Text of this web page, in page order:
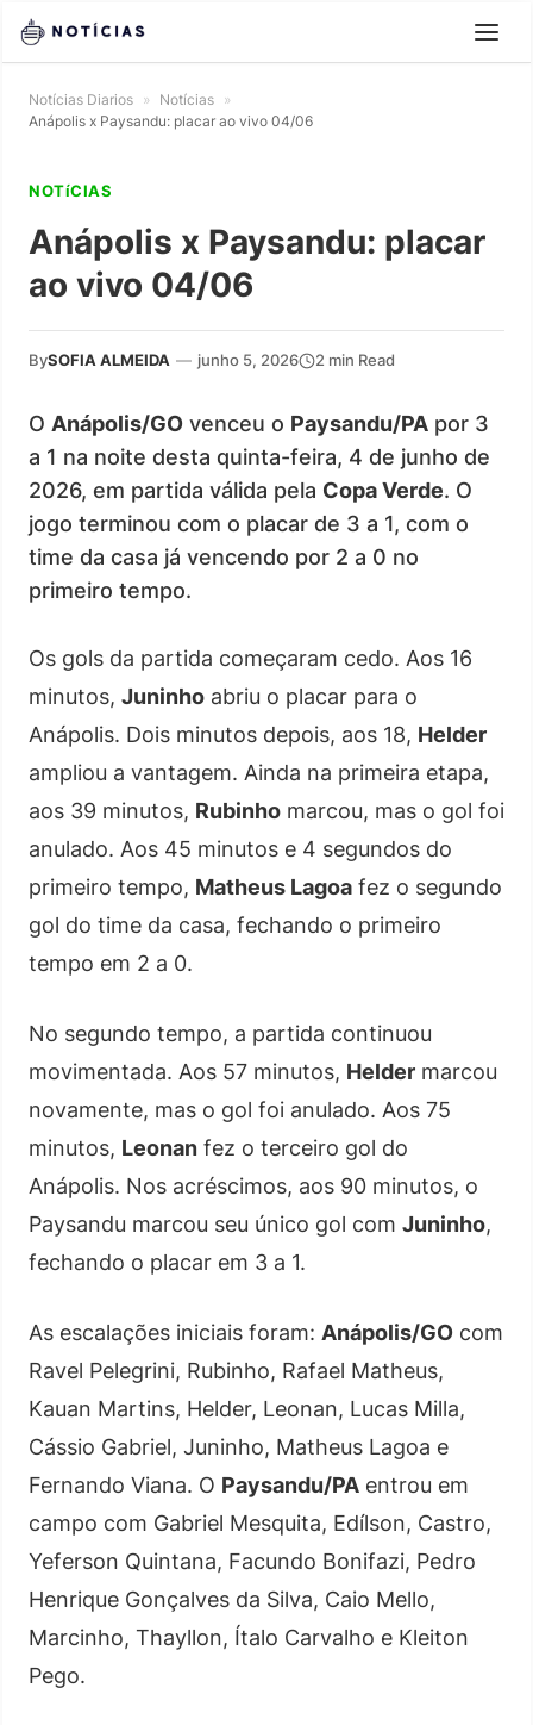
Notícias Diarios » Notícias »
Anápolis x Paysandu: placar ao vivo 04/06
NOTíCIAS
Anápolis x Paysandu: placar
ao vivo 04/06
BySOFIA ALMEIDA — junho 5, 2026 2 min Read
O Anápolis/GO venceu o Paysandu/PA por 3
a 1 na noite desta quinta-feira, 4 de junho de
2026, em partida válida pela Copa Verde. O
jogo terminou com o placar de 3 a 1, com o
time da casa já vencendo por 2 a 0 no
primeiro tempo.
Os gols da partida começaram cedo. Aos 16
minutos, Juninho abriu o placar para o
Anápolis. Dois minutos depois, aos 18, Helder
ampliou a vantagem. Ainda na primeira etapa,
aos 39 minutos, Rubinho marcou, mas o gol foi
anulado. Aos 45 minutos e 4 segundos do
primeiro tempo, Matheus Lagoa fez o segundo
gol do time da casa, fechando o primeiro
tempo em 2 a 0.
No segundo tempo, a partida continuou
movimentada. Aos 57 minutos, Helder marcou
novamente, mas o gol foi anulado. Aos 75
minutos, Leonan fez o terceiro gol do
Anápolis. Nos acréscimos, aos 90 minutos, o
Paysandu marcou seu único gol com Juninho,
fechando o placar em 3 a 1.
As escalações iniciais foram: Anápolis/GO com
Ravel Pelegrini, Rubinho, Rafael Matheus,
Kauan Martins, Helder, Leonan, Lucas Milla,
Cássio Gabriel, Juninho, Matheus Lagoa e
Fernando Viana. O Paysandu/PA entrou em
campo com Gabriel Mesquita, Edílson, Castro,
Yeferson Quintana, Facundo Bonifazi, Pedro
Henrique Gonçalves da Silva, Caio Mello,
Marcinho, Thayllon, Ítalo Carvalho e Kleiton
Pego.